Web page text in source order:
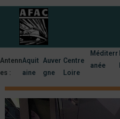
Antenn
es :
Aquit
aine
Auver
gne
Centre
Loire
Méditerr
anée